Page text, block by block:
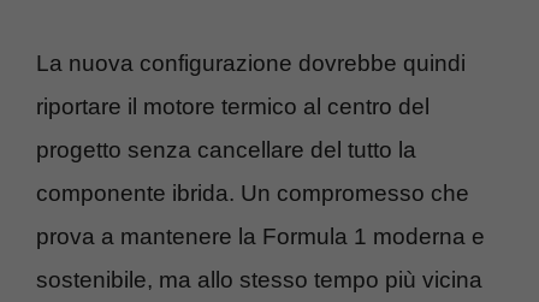
La nuova configurazione dovrebbe quindi
riportare il motore termico al centro del
progetto senza cancellare del tutto la
componente ibrida. Un compromesso che
prova a mantenere la Formula 1 moderna e
sostenibile, ma allo stesso tempo più vicina